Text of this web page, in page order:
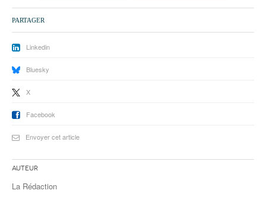
PARTAGER
Linkedin
Bluesky
X
Facebook
Envoyer cet article
Auteur
La Rédaction